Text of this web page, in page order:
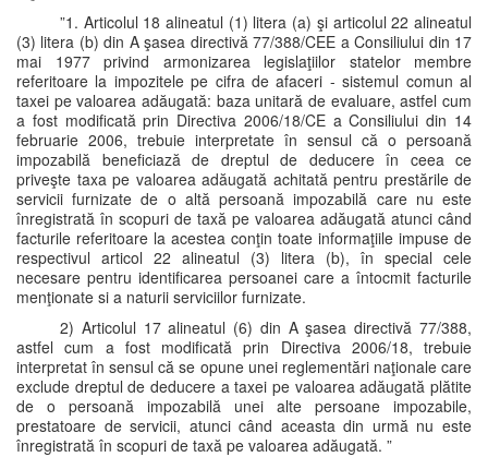
”1. Articolul 18 alineatul (1) litera (a) şi articolul 22 alineatul
(3) litera (b) din A şasea directivă 77/388/CEE a Consiliului din 17
mai 1977 privind armonizarea legislaţiilor statelor membre
referitoare la impozitele pe cifra de afaceri - sistemul comun al
taxei pe valoarea adăugată: baza unitară de evaluare, astfel cum
a fost modificată prin Directiva 2006/18/CE a Consiliului din 14
februarie 2006, trebuie interpretate în sensul că o persoană
impozabilă beneficiază de dreptul de deducere în ceea ce
priveşte taxa pe valoarea adăugată achitată pentru prestările de
servicii furnizate de o altă persoană impozabilă care nu este
înregistrată în scopuri de taxă pe valoarea adăugată atunci când
facturile referitoare la acestea conţin toate informaţiile impuse de
respectivul articol 22 alineatul (3) litera (b), în special cele
necesare pentru identificarea persoanei care a întocmit facturile
menţionate si a naturii serviciilor furnizate.
2) Articolul 17 alineatul (6) din A şasea directivă 77/388,
astfel cum a fost modificată prin Directiva 2006/18, trebuie
interpretat în sensul că se opune unei reglementări naţionale care
exclude dreptul de deducere a taxei pe valoarea adăugată plătite
de o persoană impozabilă unei alte persoane impozabile,
prestatoare de servicii, atunci când aceasta din urmă nu este
înregistrată în scopuri de taxă pe valoarea adăugată. ”